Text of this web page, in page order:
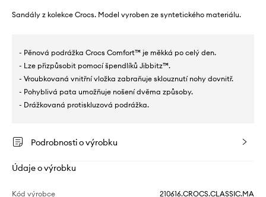
Sandály z kolekce Crocs. Model vyroben ze syntetického materiálu.
- Pěnová podrážka Crocs Comfort™ je měkká po celý den.
- Lze přizpůsobit pomocí špendlíků Jibbitz™.
- Vroubkovaná vnitřní vložka zabraňuje sklouznutí nohy dovnitř.
- Pohyblivá pata umožňuje nošení dvěma způsoby.
- Drážkovaná protiskluzová podrážka.
Podrobnosti o výrobku
Údaje o výrobku
Kód výrobce 210616.CROCS.CLASSIC.MA